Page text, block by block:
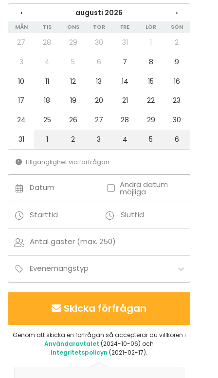
Upplevelse / aktivitet
Julbord / Julfest
Lokal
Anpassningsbar lokal
Restaurang
Hall
‹ augusti 2026 ›
MÅN TIS ONS TOR FRE LÖR SÖN
27 28 29 30 31 1
2
3
4 5 6 7 8
9
10
11 12 13 14 15
16
17
18 19 20 21 22
23
24
25 26 27 28 29
30
31
1 2 3 4 5 6
Tillgänglighet via förfrågan
Datum Andra datum
möjliga
Starttid Sluttid
Antal gäster (max. 250)
Evenemangstyp
Skicka förfrågan
Genom att skicka en förfrågan så accepterar du villkoren i
Användaravtalet (2024-10-06) och
Integritetspolicyn (2021-02-17).